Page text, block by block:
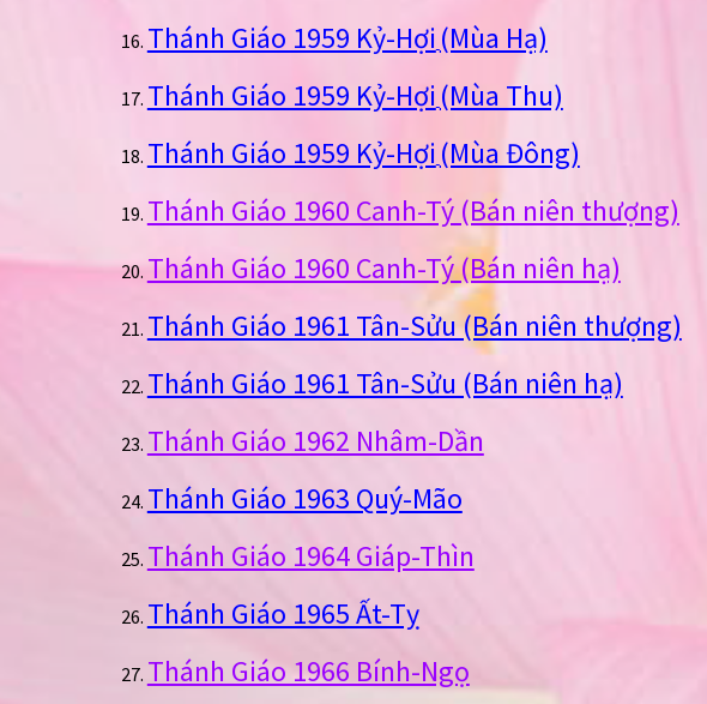
Thánh Giáo 1959 Kỷ-Hợi (Mùa Hạ)
Thánh Giáo 1959 Kỷ-Hợi (Mùa Thu)
Thánh Giáo 1959 Kỷ-Hợi (Mùa Đông)
Thánh Giáo 1960 Canh-Tý (Bán niên thượng)
Thánh Giáo 1960 Canh-Tý (Bán niên hạ)
Thánh Giáo 1961 Tân-Sửu (Bán niên thượng)
Thánh Giáo 1961 Tân-Sửu (Bán niên hạ)
Thánh Giáo 1962 Nhâm-Dần
Thánh Giáo 1963 Quý-Mão
Thánh Giáo 1964 Giáp-Thìn
Thánh Giáo 1965 Ất-Tỵ
Thánh Giáo 1966 Bính-Ngọ